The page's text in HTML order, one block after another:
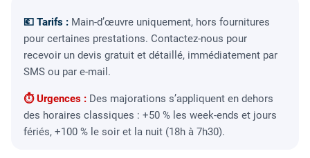
💶 Tarifs : Main-d’œuvre uniquement, hors fournitures
pour certaines prestations. Contactez-nous pour
recevoir un devis gratuit et détaillé, immédiatement par
SMS ou par e-mail.
⏱ Urgences : Des majorations s’appliquent en dehors
des horaires classiques : +50 % les week-ends et jours
fériés, +100 % le soir et la nuit (18h à 7h30).